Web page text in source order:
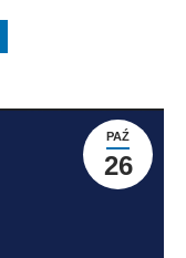
PAŹ
26